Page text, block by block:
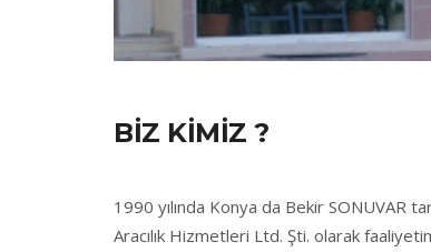
BIZ KIMIZ ?
1990 yılında Konya da Bekir SONUVAR
Aracılık Hizmetleri Ltd. Şti. olarak